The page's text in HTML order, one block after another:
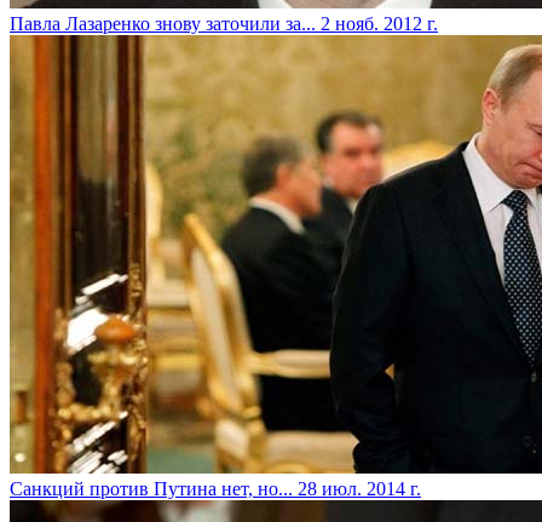
Павла Лазаренко знову заточили за... 2 нояб. 2012 г.
Санкций против Путина нет, но... 28 июл. 2014 г.